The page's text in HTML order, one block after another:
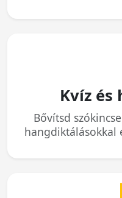
Kvíz és
Bővítsd
hangdiktálásokkal